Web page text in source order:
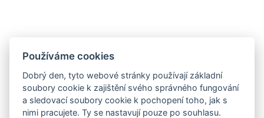
Používáme cookies
Dobrý den, tyto webové stránky používají základní
soubory cookie k zajištění svého správného fungování
a sledovací soubory cookie k pochopení toho, jak s
nimi pracujete. Ty se nastavují pouze po souhlasu.